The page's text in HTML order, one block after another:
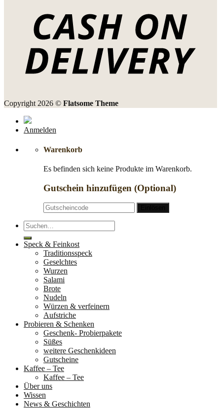
Copyright 2026 © Flatsome Theme
Anmelden
Warenkorb
Es befinden sich keine Produkte im Warenkorb.
Gutschein hinzufügen (Optional)
Suche
nach:
Speck & Feinkost
Traditionsspeck
Geselchtes
Wurzen
Salami
Brote
Nudeln
Würzen & verfeinern
Aufstriche
Probieren & Schenken
Geschenk- Probierpakete
Süßes
weitere Geschenkideen
Gutscheine
Kaffee – Tee
Kaffee – Tee
Über uns
Wissen
News & Geschichten